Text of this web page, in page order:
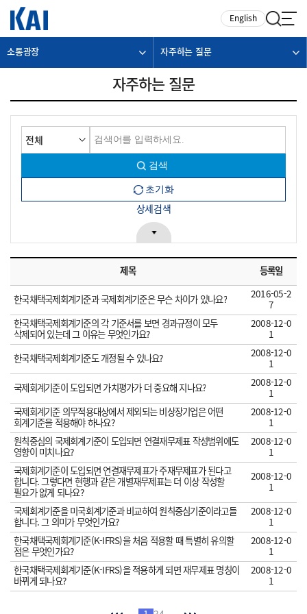
English
소통광장 자주하는 질문
자주하는 질문
상세검색
제목 등록일
한국채택국제회계기준과 국제회계기준은 무슨 차이가 있나요?
2016-05-2
7
한국채택국제회계기준의 각 기준서를 보면 경과규정이 모두
삭제되어 있는데 그 이유는 무엇인가요?
2008-12-0
1
한국채택국제회계기준도 개정될 수 있나요?
2008-12-0
1
국제회계기준이 도입되면 가치평가가 더 중요해 지나요?
2008-12-0
1
국제회계기준 의무적용대상에서 제외되는 비상장기업은 어떤
회계기준을 적용해야 하나요?
2008-12-0
1
원칙중심의 국제회계기준이 도입되면 연결재무제표 작성범위에도
영향이 미치나요?
2008-12-0
1
국제회계기준이 도입되면 연결재무제표가 주재무제표가 된다고
합니다. 그렇다면 현행과 같은 개별재무제표는 더 이상 작성할
필요가 없게 되나요?
2008-12-0
1
국제회계기준을 미국회계기준과 비교하여 원칙중심기준이라고들
합니다. 그 의미가 무엇인가요?
2008-12-0
1
한국채택국제회계기준(K-IFRS)을 처음 적용할 때 특별히 유의할
점은 무엇인가요?
2008-12-0
1
한국채택국제회계기준(K-IFRS)을 적용하게 되면 재무제표 명칭이
바뀌게 되나요?
2008-12-0
1